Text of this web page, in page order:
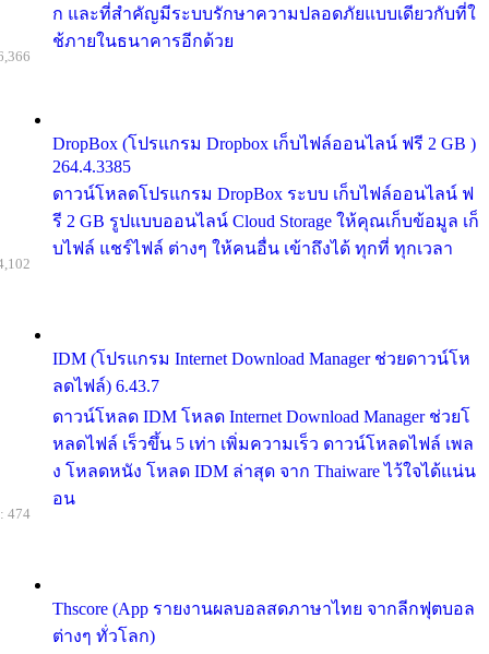
ก และที่สำคัญมีระบบรักษาความปลอดภัยแบบเดียวกับที่ใ
ช้ภายในธนาคารอีกด้วย
DropBox (โปรแกรม Dropbox เก็บไฟล์ออนไลน์ ฟรี 2 GB )
264.4.3385
ดาวน์โหลดโปรแกรม DropBox ระบบ เก็บไฟล์ออนไลน์ ฟ
รี 2 GB รูปแบบออนไลน์ Cloud Storage ให้คุณเก็บข้อมูล เก็
บไฟล์ แชร์ไฟล์ ต่างๆ ให้คนอื่น เข้าถึงได้ ทุกที่ ทุกเวลา
IDM (โปรแกรม Internet Download Manager ช่วยดาวน์โห
ลดไฟล์) 6.43.7
ดาวน์โหลด IDM โหลด Internet Download Manager ช่วยโ
หลดไฟล์ เร็วขึ้น 5 เท่า เพิ่มความเร็ว ดาวน์โหลดไฟล์ เพล
ง โหลดหนัง โหลด IDM ล่าสุด จาก Thaiware ไว้ใจได้แน่น
อน
Thscore (App รายงานผลบอลสดภาษาไทย จากลีกฟุตบอล
ต่างๆ ทั่วโลก)
474